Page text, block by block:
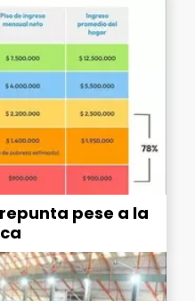
pese a la